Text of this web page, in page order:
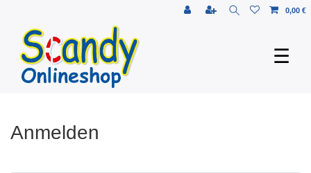
0,00 €
☰
Anmelden